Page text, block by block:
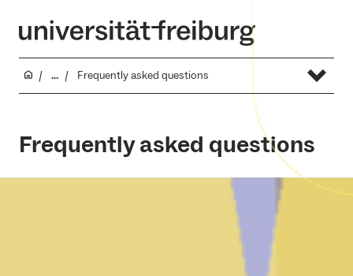
... Frequently asked questions
Frequently asked questions